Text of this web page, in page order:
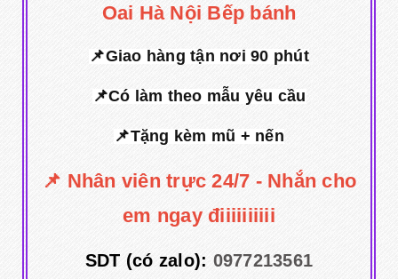
Oai Hà Nội Bếp bánh
📌Giao hàng tận nơi 90 phút
📌Có làm theo mẫu yêu cầu
📌Tặng kèm mũ + nến
📌 Nhân viên trực 24/7 - Nhắn cho
em ngay điiiiiiiiii
SDT (có zalo): 0977213561